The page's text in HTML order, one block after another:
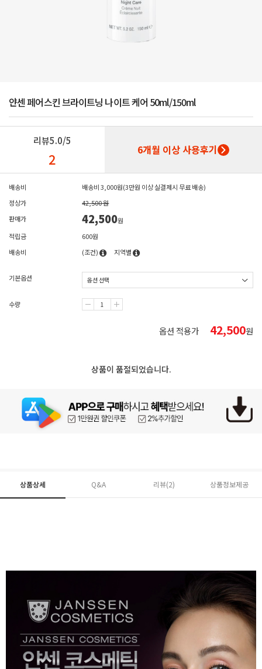
얀센 페어스킨 브라이트닝 나이트 케어 50ml/150ml
리뷰5.0/5
2 6개월 이상 사용후기
배송비
배송비 3,000원(3만원 이상 실결제시 무료 배송)
정상가
42,500 원
판매가
42,500원
적립금
600원
배송비
(조건) 지역별
기본옵션
수량
옵션 적용가 42,500원
상품이 품절되었습니다.
상품상세 Q&A 리뷰(2) 상품정보제공